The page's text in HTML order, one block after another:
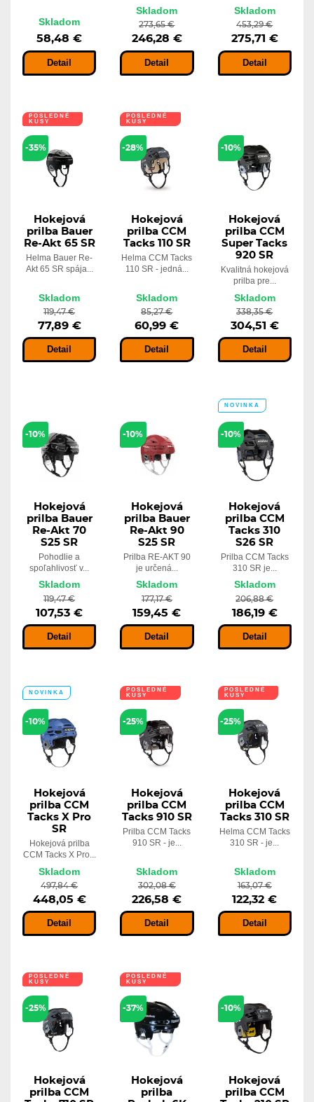
Skladom
58,48 €
Detail
Skladom
273,65 €
246,28 €
Detail
Skladom
453,29 €
275,71 €
Detail
POSLEDNÉ
KUSY
-35%
Hokejová
prilba Bauer
Re-Akt 65 SR
Helma Bauer Re-
Akt 65 SR spája...
Skladom
119,47 €
77,89 €
Detail
POSLEDNÉ
KUSY
-28%
Hokejová
prilba CCM
Tacks 110 SR
Helma CCM Tacks
110 SR - jedná...
Skladom
85,27 €
60,99 €
Detail
-10%
Hokejová
prilba CCM
Super Tacks
920 SR
Kvalitná hokejová
prilba pre...
Skladom
338,35 €
304,51 €
Detail
-10%
Hokejová
prilba Bauer
Re-Akt 70
S25 SR
Pohodlie a
spoľahlivosť v...
Skladom
119,47 €
107,53 €
Detail
-10%
Hokejová
prilba Bauer
Re-Akt 90
S25 SR
Prilba RE-AKT 90
je určená...
Skladom
177,17 €
159,45 €
Detail
NOVINKA
-10%
Hokejová
prilba CCM
Tacks 310
S26 SR
Prilba CCM Tacks
310 SR je...
Skladom
206,88 €
186,19 €
Detail
NOVINKA
-10%
Hokejová
prilba CCM
Tacks X Pro
SR
Hokejová prilba
CCM Tacks X Pro...
Skladom
497,84 €
448,05 €
Detail
POSLEDNÉ
KUSY
-25%
Hokejová
prilba CCM
Tacks 910 SR
Prilba CCM Tacks
910 SR - je...
Skladom
302,08 €
226,58 €
Detail
POSLEDNÉ
KUSY
-25%
Hokejová
prilba CCM
Tacks 310 SR
Helma CCM Tacks
310 SR - je...
Skladom
163,07 €
122,32 €
Detail
POSLEDNÉ
KUSY
-25%
Hokejová
prilba CCM
POSLEDNÉ
KUSY
-37%
Hokejová
prilba
-10%
Hokejová
prilba CCM